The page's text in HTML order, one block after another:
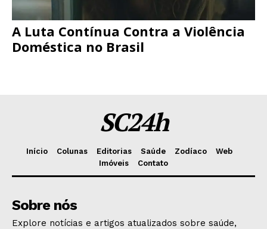
A Luta Contínua Contra a Violência
Doméstica no Brasil
SC24h
Início Colunas Editorias Saúde Zodíaco
Web
Imóveis
Contato
Sobre nós
Explore notícias e artigos atualizados sobre saúde,